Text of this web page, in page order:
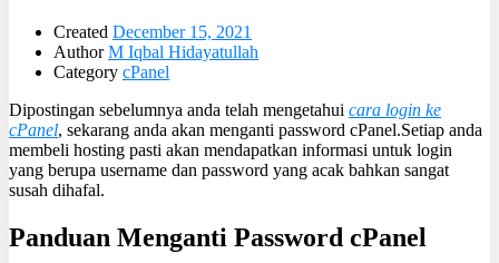
Created December 15, 2021
Author M Iqbal Hidayatullah
Category cPanel
Dipostingan sebelumnya anda telah mengetahui cara login ke
cPanel, sekarang anda akan menganti password cPanel.Setiap anda
membeli hosting pasti akan mendapatkan informasi untuk login
yang berupa username dan password yang acak bahkan sangat
susah dihafal.
Panduan Menganti Password cPanel